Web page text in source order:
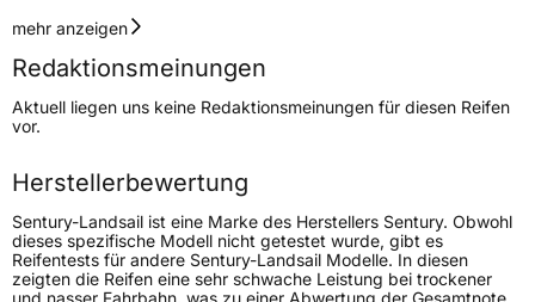
Geschwindigkeitsindex
Höchstgeschwindigkeit
300 km/h
Lastindex103
Höchstlast875 kg
Generelle Merkmale
FahrzeugtypPKW
mehr anzeigen
Redaktionsmeinungen
Aktuell liegen uns keine Redaktionsmeinungen für diesen Reifen
vor.
Herstellerbewertung
Sentury-Landsail ist eine Marke des Herstellers Sentury. Obwohl
dieses spezifische Modell nicht getestet wurde, gibt es
Reifentests für andere Sentury-Landsail Modelle. In diesen
zeigten die Reifen eine sehr schwache Leistung bei trockener